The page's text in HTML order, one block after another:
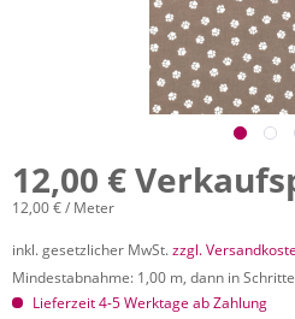
12,00 €
12,00 € / Meter
inkl. gesetzlicher MwSt.zzgl.
Mindestabnahme: 1,00 m, dann in
Lieferzeit 4-5 Werktage ab Zahlung